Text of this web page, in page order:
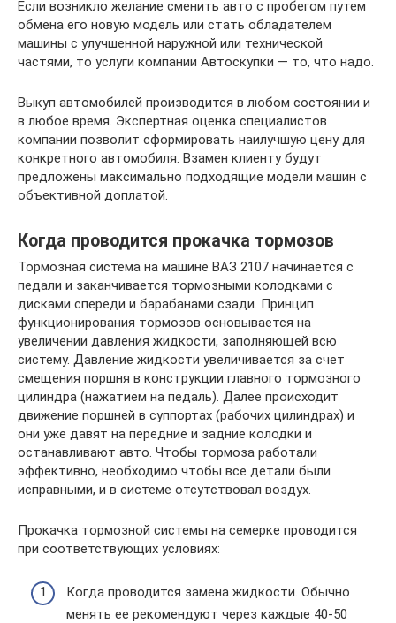
Если возникло желание сменить авто с пробегом путем
обмена его новую модель или стать обладателем
машины с улучшенной наружной или технической
частями, то услуги компании Автоскупки — то, что надо.
Выкуп автомобилей производится в любом состоянии и
в любое время. Экспертная оценка специалистов
компании позволит сформировать наилучшую цену для
конкретного автомобиля. Взамен клиенту будут
предложены максимально подходящие модели машин с
объективной доплатой.
Когда проводится прокачка тормозов
Тормозная система на машине ВАЗ 2107 начинается с
педали и заканчивается тормозными колодками с
дисками спереди и барабанами сзади. Принцип
функционирования тормозов основывается на
увеличении давления жидкости, заполняющей всю
систему. Давление жидкости увеличивается за счет
смещения поршня в конструкции главного тормозного
цилиндра (нажатием на педаль). Далее происходит
движение поршней в суппортах (рабочих цилиндрах) и
они уже давят на передние и задние колодки и
останавливают авто. Чтобы тормоза работали
эффективно, необходимо чтобы все детали были
исправными, и в системе отсутствовал воздух.
Прокачка тормозной системы на семерке проводится
при соответствующих условиях:
Когда проводится замена жидкости. Обычно
менять ее рекомендуют через каждые 40-50